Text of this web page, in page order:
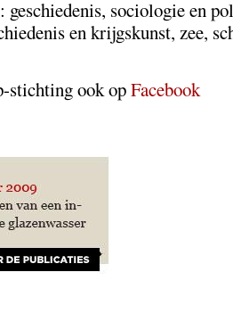
geschiedenis, sociologie en
en krijgskunst, zee,
stichting ook opFacebook